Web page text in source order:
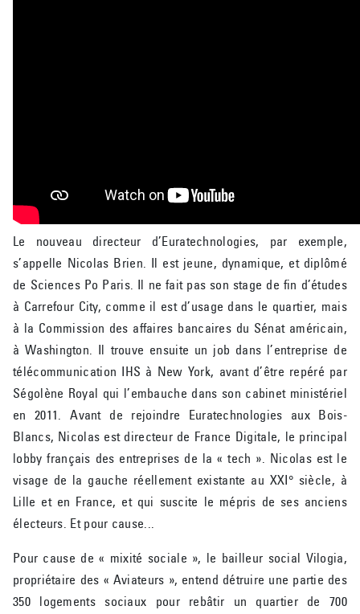
Le nouveau directeur d’Euratechnologies, par exemple,
s’appelle Nicolas Brien. Il est jeune, dynamique, et diplômé
de Sciences Po Paris. Il ne fait pas son stage de fin d’études
à Carrefour City, comme il est d’usage dans le quartier, mais
à la Commission des affaires bancaires du Sénat américain,
à Washington. Il trouve ensuite un job dans l’entreprise de
télécommunication IHS à New York, avant d’être repéré par
Ségolène Royal qui l’embauche dans son cabinet ministériel
en 2011. Avant de rejoindre Euratechnologies aux Bois-
Blancs, Nicolas est directeur de France Digitale, le principal
lobby français des entreprises de la « tech ». Nicolas est le
visage de la gauche réellement existante au XXI° siècle, à
Lille et en France, et qui suscite le mépris de ses anciens
électeurs. Et pour cause...
Pour cause de « mixité sociale », le bailleur social Vilogia,
propriétaire des « Aviateurs », entend détruire une partie des
350 logements sociaux pour rebâtir un quartier de 700